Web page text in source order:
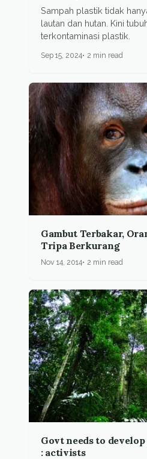
Sampah plastik tidak
lautan dan hutan. Kini
terkontaminasi plastik.
Sep 15, 2024 2 min read
Gambut Terbakar,
Tripa Berkurang
Nov 14, 2014 2 min read
Govt needs to
: activists